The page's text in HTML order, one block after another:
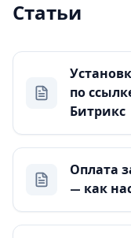
Статьи
по
Битрикс
Оплата
— как